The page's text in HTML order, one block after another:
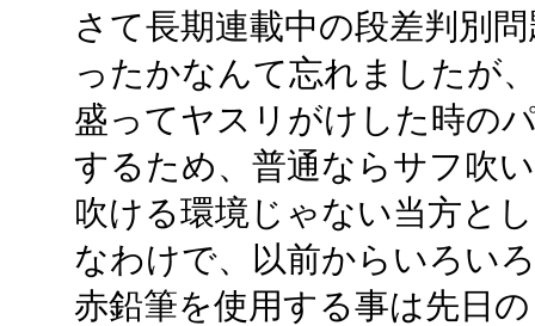
さて長期連載中の段差判別
ったかなんて忘れましたが
盛ってヤスリがけした時の
するため、普通ならサフ吹
吹ける環境じゃない当方と
なわけで、以前からいろい
赤鉛筆を使用する事は先日